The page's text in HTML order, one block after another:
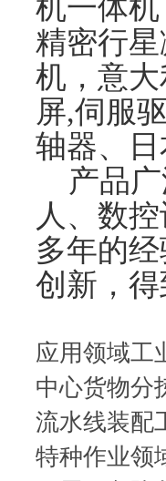
机一体机
精密行
机，意
屏,伺服
轴器、
产品广
人、数
多年的
创新，
应用领域工
中心货物分
流水线装配
特种作业领